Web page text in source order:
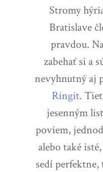
Stromy
Bratislave
pravdou.
zabehať si a
nevyhnutný aj
Ringit.
jesenným
poviem,
alebo také
sedí